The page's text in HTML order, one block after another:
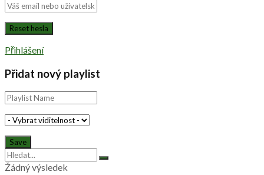
Přihlášení
Přidat nový playlist
Žádný výsledek